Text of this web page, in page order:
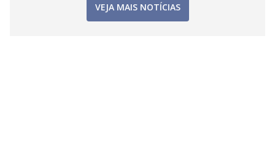
VEJA MAIS NOTÍCIAS